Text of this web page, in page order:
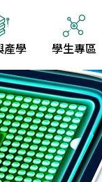
產學 學生專區